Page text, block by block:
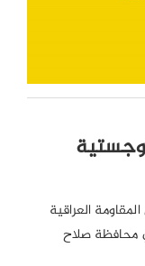
العراقية
محافظة صلاح